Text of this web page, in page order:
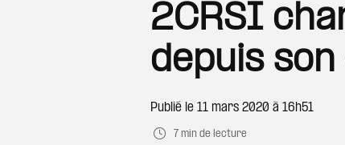
2CRSI
depuis
Publié le 11 mars 2020 à 16h51
7 min de lecture